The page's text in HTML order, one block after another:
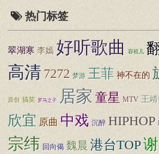
热门标签
翠湖寒 李嫣 好听歌曲 容祖儿
高清 7272 梦游 王菲 神不在的
原创 搞笑 罗马之子 居家 童星 MTV 王
欣宜 原曲 中戏 沉醉 HIPHOP
宗纬 回向偈 魏晨 港台TOP